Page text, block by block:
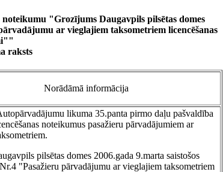
noteikumu "Grozījums Daugavpils pilsētas domes
ar vieglajiem taksometriem licencēšanas
raksts
Norādāmā informācija
likuma 35.panta pirmo daļu pašvaldība
noteikumus pasažieru pārvadājumiem ar
pilsētas domes 2006.gada 9.marta saistošos
"Pasažieru pārvadājumu ar vieglajiem taksometriem